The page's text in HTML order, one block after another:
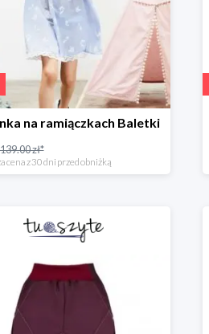
na ramiączkach Baletki
139.00 zł*
cena z 30 dni przed obniżką